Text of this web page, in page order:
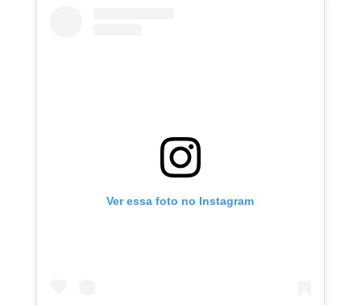
Ver essa foto no Instagram